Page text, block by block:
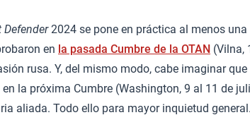
Defender2024 se pone en práctica al menos
en la pasada Cumbre de la OTAN (Vilna,
rusa. Y, del mismo modo, cabe imaginar que
la próxima Cumbre (Washington, 9 al 11 de
aliada. Todo ello para mayor inquietud general.